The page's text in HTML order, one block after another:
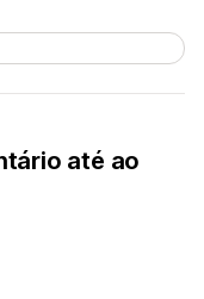
até ao